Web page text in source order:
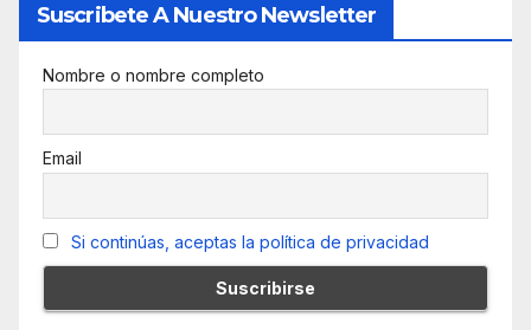
Suscribete A Nuestro Newsletter
Nombre o nombre completo
Email
Si continúas, aceptas la política de privacidad